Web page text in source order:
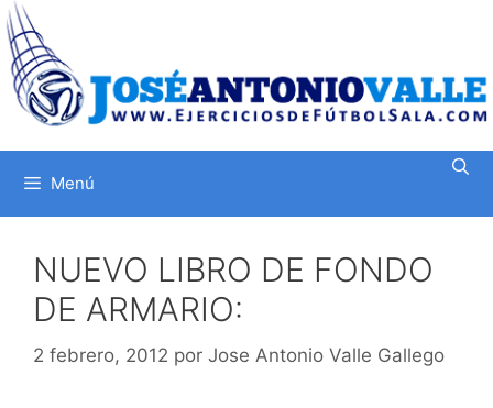
Saltar
al
contenido
Menú
NUEVO LIBRO DE FONDO
DE ARMARIO:
2 febrero, 2012 por Jose Antonio Valle Gallego